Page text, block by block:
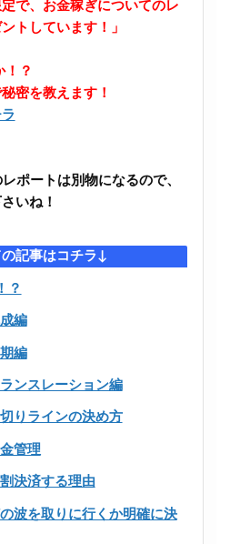
で、お金稼ぎについてのレ
トしています！」
！？
密を教えます！
ポートは別物になるので、
いね！
記事はコチラ↓
？
編
編
ンスレーション編
りラインの決め方
管理
決済する理由
波を取りに行くか明確に決